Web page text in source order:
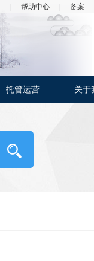
帮助中心 备案
托管运营 关于